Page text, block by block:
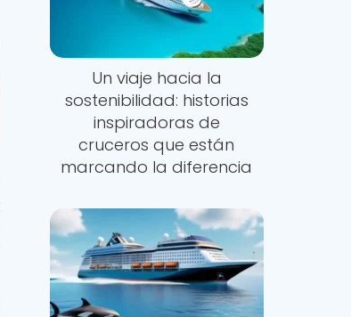
Un viaje hacia la
sostenibilidad: historias
inspiradoras de
cruceros que están
marcando la diferencia